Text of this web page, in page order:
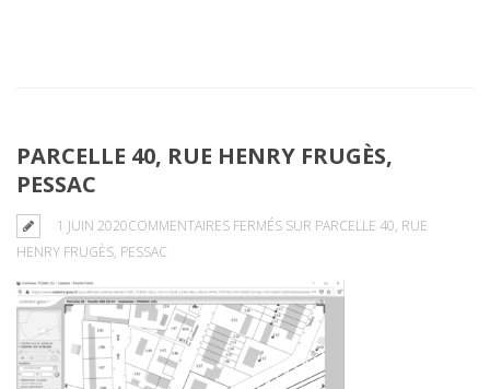
PARCELLE 40, RUE HENRY FRUGÈS,
PESSAC
1 JUIN 2020COMMENTAIRES FERMÉS SUR PARCELLE 40, RUE
HENRY FRUGÈS, PESSAC